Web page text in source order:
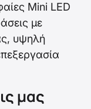
Mini LED
με
υψηλή
μας